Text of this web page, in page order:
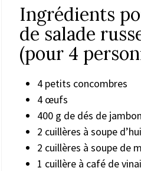
Ingrédients
de salade
(pour 4
4 petits concombres
4 œufs
400 g de dés de jambon
2 cuillères à soupe
2 cuillères à soupe de
1 cuillère à café de